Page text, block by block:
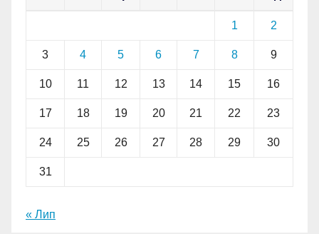
1 2
3 4 5 6 7 8 9
10 11 12 13 14 15 16
17 18 19 20 21 22 23
24 25 26 27 28 29 30
31
« Лип